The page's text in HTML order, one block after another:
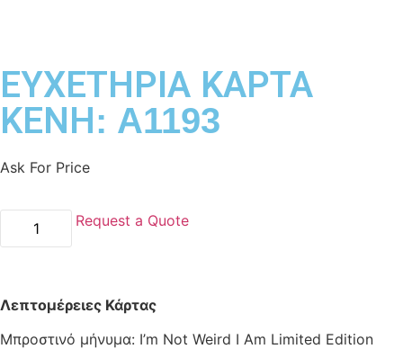
ΕΥΧΕΤΗΡΙΑ ΚΑΡΤΑ
ΚΕΝΗ: A1193
Ask For Price
Request a Quote
Λεπτομέρειες Κάρτας
Μπροστινό μήνυμα: I’m Not Weird I Am Limited Edition